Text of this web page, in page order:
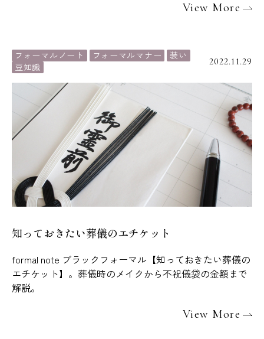
View More
フォーマルノート フォーマルマナー
装い
豆知識
2022.11.29
知っておきたい葬儀のエチケット
formal note ブラックフォーマル【知っておきたい葬儀の
エチケット】。葬儀時のメイクから不祝儀袋の金額まで
解説。
View More